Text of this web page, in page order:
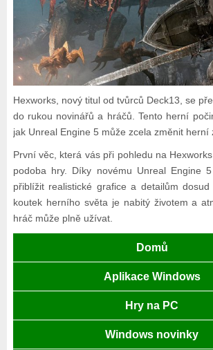
Hexworks, nový titul od tvůrců Deck13, se
do rukou novinářů a hráčů. Tento herní
jak Unreal Engine 5 může zcela změnit herní
První věc, která vás při pohledu na
podoba hry. Díky novému Unreal Engine
přiblížit realistické grafice a detailům
koutek herního světa je nabitý životem a
hráč může plně užívat.
Domů
Aplikace Windows
Hry na PC
Windows novinky